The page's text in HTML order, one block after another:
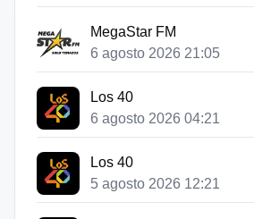
MegaStar FM
6 agosto 2026 21:05
Los 40
6 agosto 2026 04:21
Los 40
5 agosto 2026 12:21